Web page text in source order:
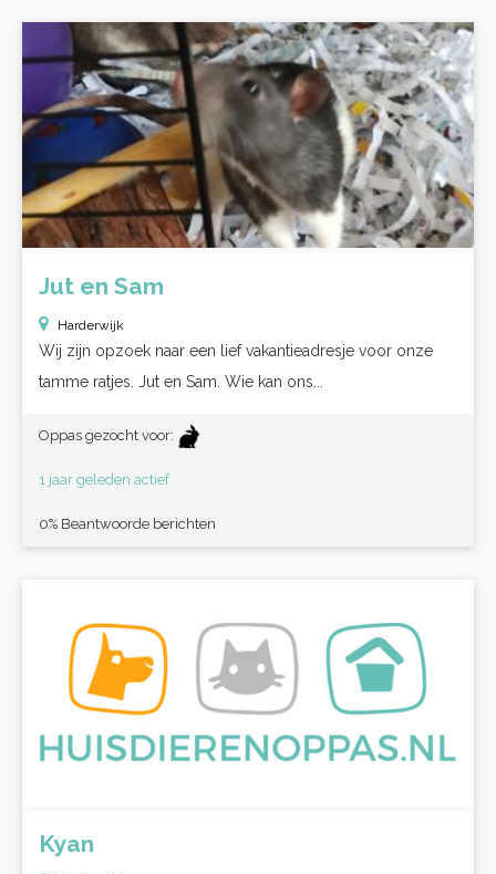
Jut en Sam
Harderwijk
Wij zijn opzoek naar een lief vakantieadresje voor onze
tamme ratjes. Jut en Sam. Wie kan ons...
Oppas gezocht voor:
1 jaar geleden actief
0% Beantwoorde berichten
Kyan